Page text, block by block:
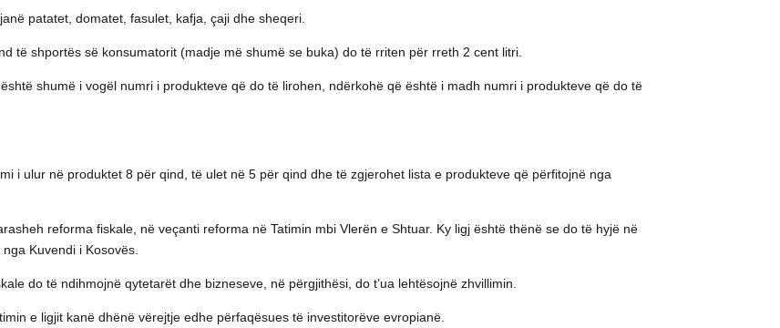
patatet, domatet, fasulet, kafja, çaji dhe sheqeri.
të shportës së konsumatorit (madje më shumë se buka) do të rriten për rreth 2 cent litri.
shumë i vogël numri i produkteve që do të lirohen, ndërkohë që është i madh numri i produkteve që do të
i ulur në produktet 8 për qind, të ulet në 5 për qind dhe të zgjerohet lista e produkteve që përfitojnë nga
reforma fiskale, në veçanti reforma në Tatimin mbi Vlerën e Shtuar. Ky ligj është thënë se do të hyjë në
Kuvendi i Kosovës.
do të ndihmojnë qytetarët dhe bizneseve, në përgjithësi, do t’ua lehtësojnë zhvillimin.
e ligjit kanë dhënë vërejtje edhe përfaqësues të investitorëve evropianë.